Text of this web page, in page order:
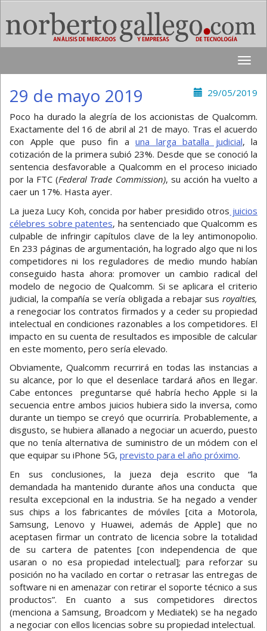
Toggle
29/05/2019
29 de mayo 2019
Poco ha durado la alegría de los accionistas de Qualcomm.
Exactamente del 16 de abril al 21 de mayo. Tras el acuerdo
con Apple que puso fin a una larga batalla judicial, la
cotización de la primera subió 23%. Desde que se conoció la
sentencia desfavorable a Qualcomm en el proceso iniciado
por la FTC (Federal Trade Commission), su acción ha vuelto a
caer un 17%. Hasta ayer.
La jueza Lucy Koh, concida por haber presidido otros juicios
célebres sobre patentes, ha sentenciado que Qualcomm es
culpable de infringir capítulos clave de la ley antimonopolio.
En 233 páginas de argumentación, ha logrado algo que ni los
competidores ni los reguladores de medio mundo habían
conseguido hasta ahora: promover un cambio radical del
modelo de negocio de Qualcomm. Si se aplicara el criterio
judicial, la compañía se vería obligada a rebajar sus royalties,
a renegociar los contratos firmados y a ceder su propiedad
intelectual en condiciones razonables a los competidores. El
impacto en su cuenta de resultados es imposible de calcular
en este momento, pero sería elevado.
Obviamente, Qualcomm recurrirá en todas las instancias a
su alcance, por lo que el desenlace tardará años en llegar.
Cabe entonces preguntarse qué habría hecho Apple si la
secuencia entre ambos juicios hubiera sido la inversa, como
durante un tiempo se creyó que ocurriría. Probablemente, a
disgusto, se hubiera allanado a negociar un acuerdo, puesto
que no tenía alternativa de suministro de un módem con el
que equipar su iPhone 5G, previsto para el año próximo.
En sus conclusiones, la jueza deja escrito que “la
demandada ha mantenido durante años una conducta que
resulta excepcional en la industria. Se ha negado a vender
sus chips a los fabricantes de móviles [cita a Motorola,
Samsung, Lenovo y Huawei, además de Apple] que no
aceptasen firmar un contrato de licencia sobre la totalidad
de su cartera de patentes [con independencia de que
usaran o no esa propiedad intelectual]; para reforzar su
posición no ha vacilado en cortar o retrasar las entregas de
software ni en amenazar con retirar el soporte técnico a sus
productos”. En cuanto a sus competidores directos
(menciona a Samsung, Broadcom y Mediatek) se ha negado
a negociar con ellos licencias sobre su propiedad intelectual.